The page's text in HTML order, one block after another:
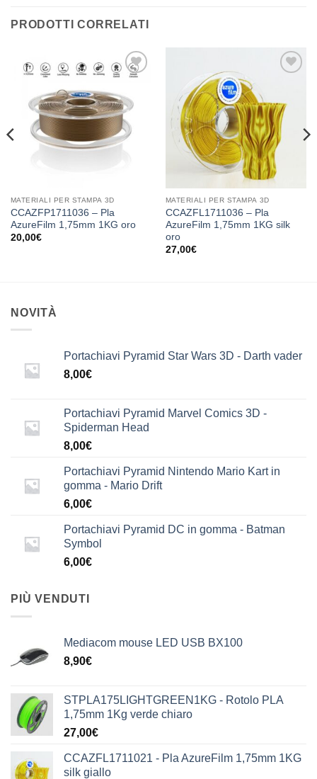
PRODOTTI CORRELATI
alla lista
dei
desideri
MATERIALI PER STAMPA 3D
CCAZFP1711036 – Pla
AzureFilm 1,75mm 1KG oro
20,00€
dei
desideri
MATERIALI PER STAMPA 3D
CCAZFL1711036 – Pla
AzureFilm 1,75mm 1KG silk
oro
27,00€
NOVITÀ
Portachiavi Pyramid Star Wars 3D - Darth vader
8,00€
Portachiavi Pyramid Marvel Comics 3D -
Spiderman Head
8,00€
Portachiavi Pyramid Nintendo Mario Kart in
gomma - Mario Drift
6,00€
Portachiavi Pyramid DC in gomma - Batman
Symbol
6,00€
PIÙ VENDUTI
Mediacom mouse LED USB BX100
8,90€
STPLA175LIGHTGREEN1KG - Rotolo PLA
1,75mm 1Kg verde chiaro
27,00€
CCAZFL1711021 - Pla AzureFilm 1,75mm 1KG
silk giallo